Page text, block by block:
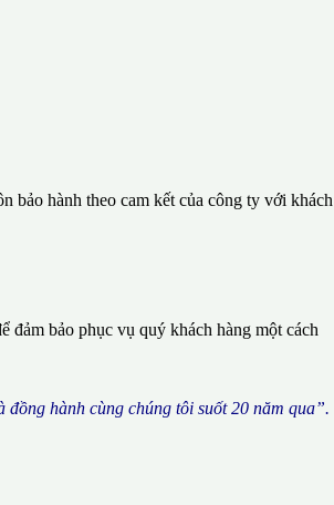
bảo hành theo cam kết của công ty với khách
đảm bảo phục vụ quý khách hàng một cách
đồng hành cùng chúng tôi suốt 20 năm qua”.